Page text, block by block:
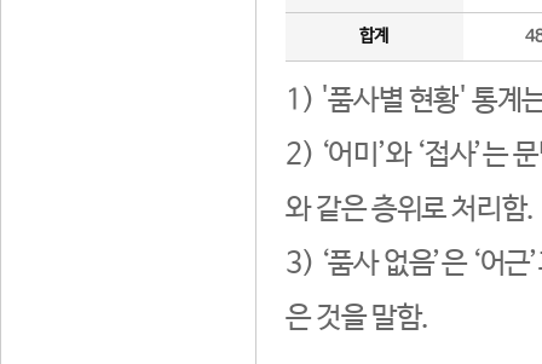
합계
1) '품사별 현황' 통계
2) ‘어미’와 ‘접사’는
와 같은 층위로 처리함.
3) ‘품사 없음’은 ‘어
은 것을 말함.